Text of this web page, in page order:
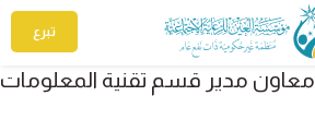
تبرع
معاون مدير قسم تقنية المعلومات